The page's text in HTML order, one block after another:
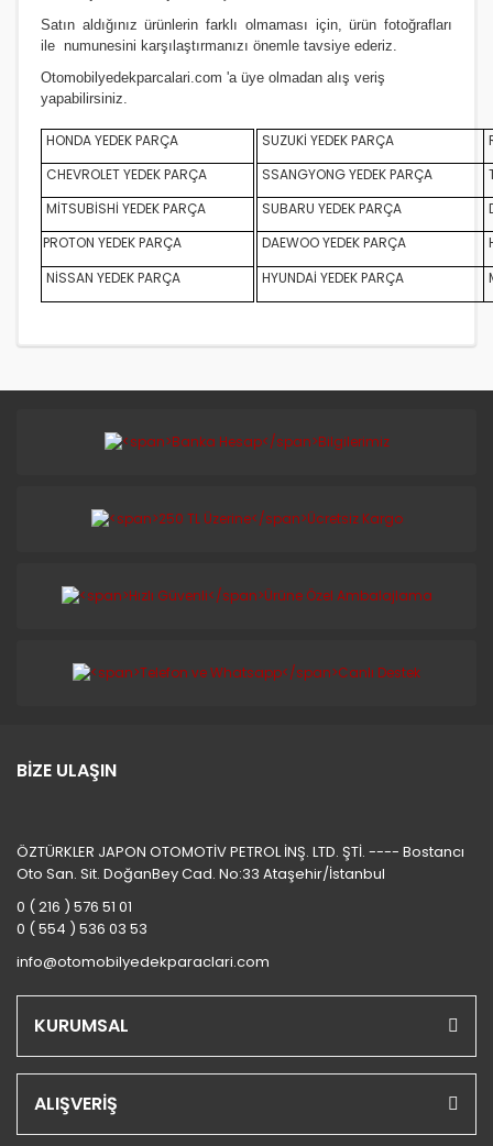
Satın aldığınız ürünlerin farklı olmaması için, ürün fotoğrafları
ile numunesini karşılaştırmanızı önemle tavsiye ederiz.
Otomobilyedekparcalari.com 'a üye olmadan alış veriş
yapabilirsiniz.
HONDA YEDEK PARÇA SUZUKİ YEDEK PARÇA
CHEVROLET YEDEK PARÇA
SSANGYONG YEDEK PARÇA
MİTSUBİSHİ YEDEK PARÇA
SUBARU YEDEK PARÇA
PROTON YEDEK PARÇA
DAEWOO YEDEK PARÇA
NİSSAN YEDEK PARÇA
HYUNDAİ YEDEK PARÇA
BİZE ULAŞIN
ÖZTÜRKLER JAPON OTOMOTİV PETROL İNŞ. LTD. ŞTİ. ---- Bostancı
Oto San. Sit. DoğanBey Cad. No:33 Ataşehir/İstanbul
0 ( 216 ) 576 51 01
0 ( 554 ) 536 03 53
info@otomobilyedekparaclari.com
KURUMSAL
ALIŞVERİŞ